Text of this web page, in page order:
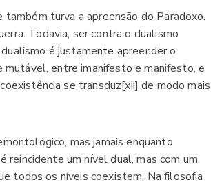
turva a apreensão do Paradoxo.
Todavia, ser contra o dualismo
é justamente apreender o
mutável, entre imanifesto e manifesto, e
se transduz[xii] de modo mais
mas jamais enquanto
reincidente um nível dual, mas com um
todos os níveis coexistem. Na filosofia